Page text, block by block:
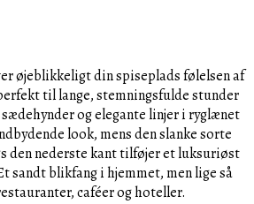
øjeblikkeligt din spiseplads følelsen af
til lange, stemningsfulde stunder
og elegante linjer i ryglænet
look, mens den slanke sorte
den nederste kant tilføjer et luksuriøst
sandt blikfang i hjemmet, men lige så
caféer og hoteller.